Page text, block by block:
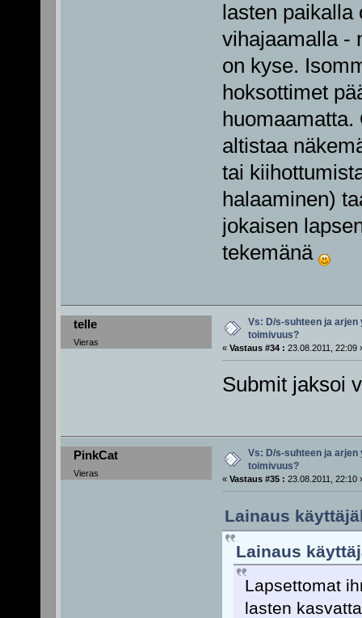
lasten
vihajaamalla -
on kyse.
hoksottimet
altistaa
tai
halaaminen)
jokaisen
tekemänä
telle
Vieras
Vs: D/s-suhteen ja arjen
toimivuus?
« Vastaus #34 : 23.08.2011, 22:09
Submit jaksoi
PinkCat
Vieras
Vs: D/s-suhteen ja arjen
toimivuus?
« Vastaus #35 : 23.08.2011, 22:10
Lainaus
Lainaus
Lapsettomat
lasten